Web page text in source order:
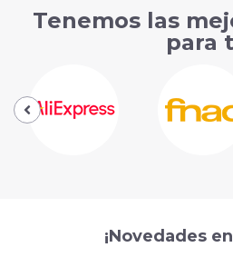
Tenemos las
para
¡Novedades